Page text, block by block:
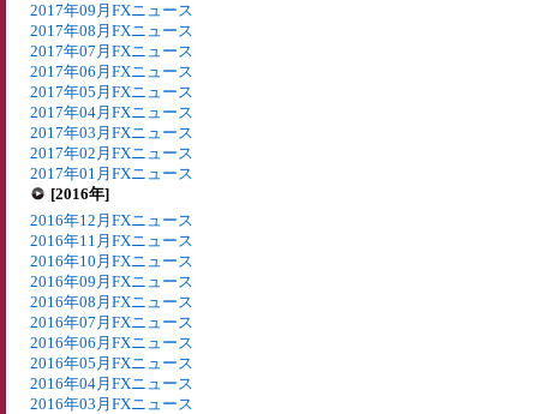
2017年09月FXニュース
2017年08月FXニュース
2017年07月FXニュース
2017年06月FXニュース
2017年05月FXニュース
2017年04月FXニュース
2017年03月FXニュース
2017年02月FXニュース
2017年01月FXニュース
[2016年]
2016年12月FXニュース
2016年11月FXニュース
2016年10月FXニュース
2016年09月FXニュース
2016年08月FXニュース
2016年07月FXニュース
2016年06月FXニュース
2016年05月FXニュース
2016年04月FXニュース
2016年03月FXニュース